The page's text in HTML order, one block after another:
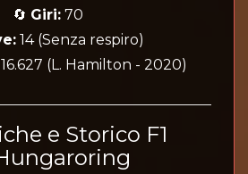
🔄 Giri:70
14 (Senza respiro)
(L. Hamilton - 2020)
e Storico F1